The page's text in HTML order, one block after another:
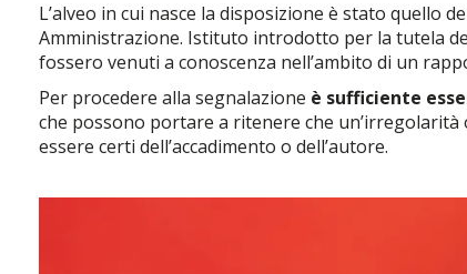
L’alveo in cui nasce la disposizione è stato quello
Amministrazione. Istituto introdotto per la tutela
fossero venuti a conoscenza nell’ambito di un
Per procedere alla segnalazione è sufficiente
che possono portare a ritenere che
essere certi dell’accadimento o dell’autore.